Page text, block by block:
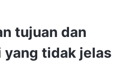
tujuan dan
tidak jelas